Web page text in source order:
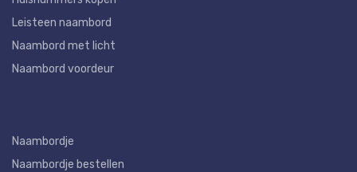
Leisteen naambord
Naambord met licht
Naambord voordeur
Naambordje
Naambordje bestellen